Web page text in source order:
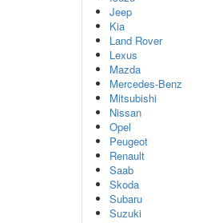
Jeep
Kia
Land Rover
Lexus
Mazda
Mercedes-Benz
Mitsubishi
Nissan
Opel
Peugeot
Renault
Saab
Skoda
Subaru
Suzuki